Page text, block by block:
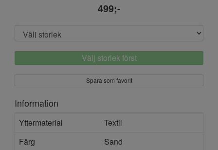
499;-
Välj storlek först
Spara som favorit
Information
Yttermaterial
Textil
Färg
Sand